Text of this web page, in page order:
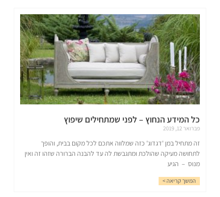
כל המידע הנחוץ – לפני שמתחילים שיפוץ
פברואר 12, 2019
זה מתחיל במן 'דגדוג' כזה שמלווה אתכם לכל מקום בבית, והופך
לתחושה מעיקה שהולכת ומתגבשת לה עד להבנה הברורה שזהו זה ואין
מנוס – הגיע
המשך קריאה >